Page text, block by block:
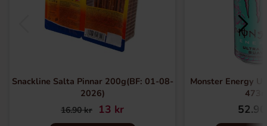
Snackline Salta Pinnar 200g(BF: 01-08-
2026)
16.90 kr 13 kr
Monster Energy